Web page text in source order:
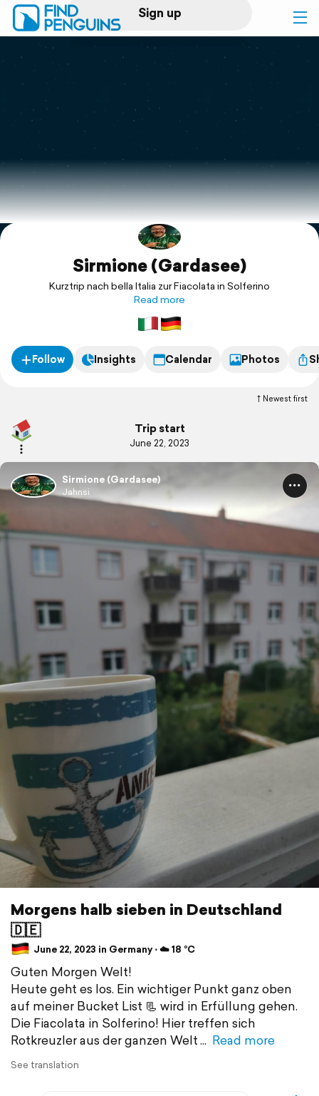
Sign up
Log in
Print a book
Flyover video
Explore
Support
Sirmione (Gardasee)
Kurztrip nach bella Italia zur Fiacolata in Solferino
Read more
Follow Insights Calendar Photos
Newest first
Trip start
June 22, 2023
Sirmione (Gardasee)
Jahnsi
Morgens halb sieben in Deutschland
🇩🇪
June 22, 2023 in Germany ⋅ ☁️ 18 °C
Guten Morgen Welt!
Heute geht es los. Ein wichtiger Punkt ganz oben
auf meiner Bucket List 📃 wird in Erfüllung gehen.
Die Fiacolata in Solferino! Hier treffen sich
Rotkreuzler aus der ganzen Welt
Read more
See translation